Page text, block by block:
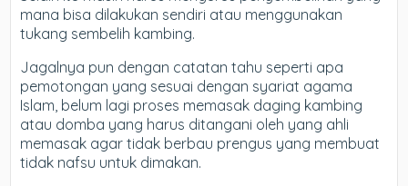
mana bisa dilakukan sendiri atau menggunakan
tukang sembelih kambing.
Jagalnya pun dengan catatan tahu seperti apa
pemotongan yang sesuai dengan syariat agama
Islam, belum lagi proses memasak daging kambing
atau domba yang harus ditangani oleh yang ahli
memasak agar tidak berbau prengus yang membuat
tidak nafsu untuk dimakan.